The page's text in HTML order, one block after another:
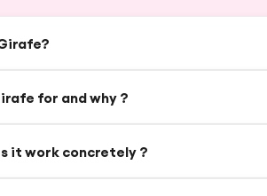
for and why ?
it work concretely ?